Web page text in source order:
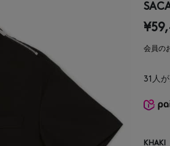
会員の
31 人
KHAKI